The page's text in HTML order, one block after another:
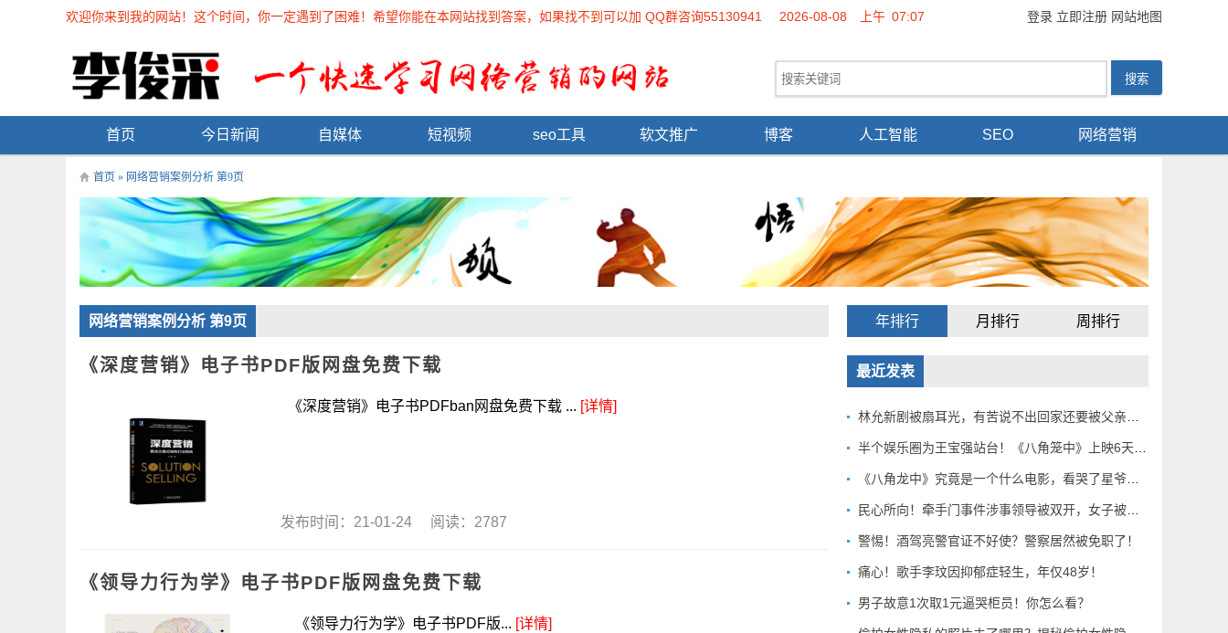
登录 立即注册 网站地图
欢迎你来到我的网站！这个时间，你一定遇到了困难！希望你能在本网站找到答案，如果找不到可以加 QQ群咨询55130941 2026-08-08 上午 07:07
首页 今日新闻 自媒体 短视频 seo工具 软文推广 博客 人工智能 SEO 网络营销
首页 » 网络营销案例分析 第9页
网络营销案例分析 第9页
《深度营销》电子书PDF版网盘免费下载
《深度营销》电子书PDFban网盘免费下载 ... [详情]
发布时间：21-01-24 阅读：2787
《领导力行为学》电子书PDF版网盘免费下载
《领导力行为学》电子书PDF版... [详情]
年排行 月排行 周排行
最近发表
警惕！酒驾亮警官证不好使？警察居然被免职了！
痛心！歌手李玟因抑郁症轻生，年仅48岁！
男子故意1次取1元逼哭柜员！你怎么看？